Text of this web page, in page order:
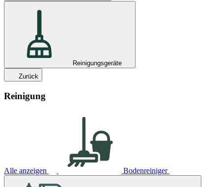
Reinigungsgeräte
Zurück
Reinigung
Alle anzeigen Bodenreiniger